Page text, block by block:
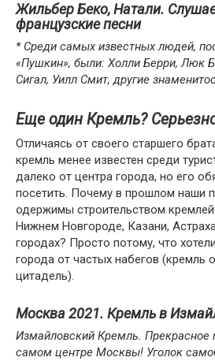
Жильбер Беко, Натали.
французские песни
* Среди самых известных людей,
«Пушкин», были: Холли Берри, Люк
Сигал, Уилл Смит, другие
Еще один Кремль?
Отличаясь от своего старшего
кремль менее известен среди
далеко от центра города, но его
посетить. Почему в прошлом наши
одержимы строительством
Нижнем Новгороде, Казани,
городах? Просто потому, что
города от частых набегов (кремль
цитадель).
Москва 2021. Кремль в
Измайловский Кремль. Прекрасное
самом центре Москвы! Уголок